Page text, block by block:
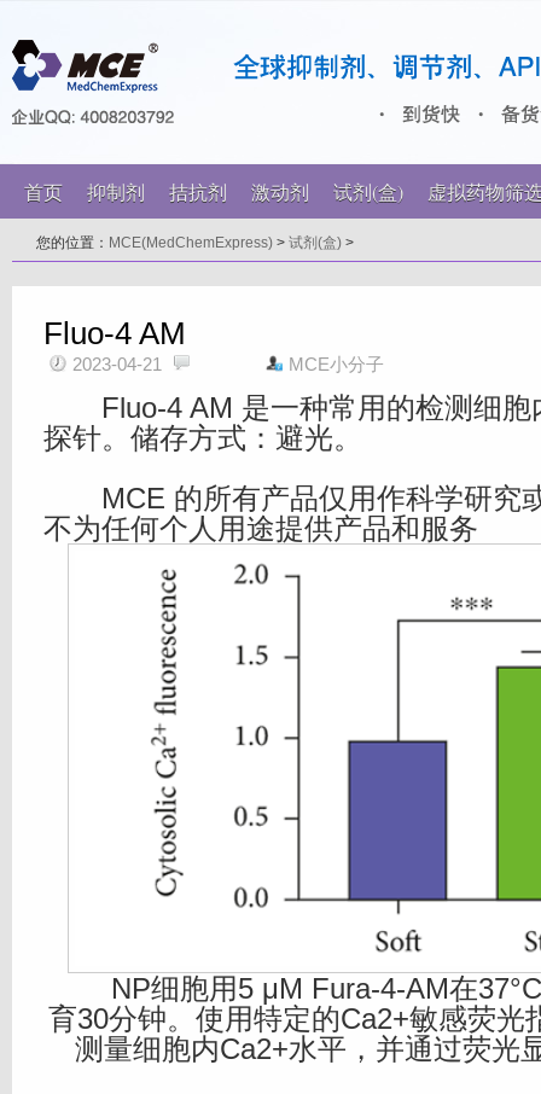
首页 抑制剂 拮抗剂 激动剂 试剂(盒) 虚拟药物筛
您的位置： MCE(MedChemExpress) > 试剂(盒) >
Fluo-4 AM
2023-04-21 MCE小分子
Fluo-4 AM 是一种常用的检测细胞
探针。储存方式：避光。
MCE 的所有产品仅用作科学研究
不为任何个人用途提供产品和服务
NP细胞用5 μM Fura-4-AM在37°C
育30分钟。使用特定的Ca2+敏感荧光
测量细胞内Ca2+水平，并通过荧光